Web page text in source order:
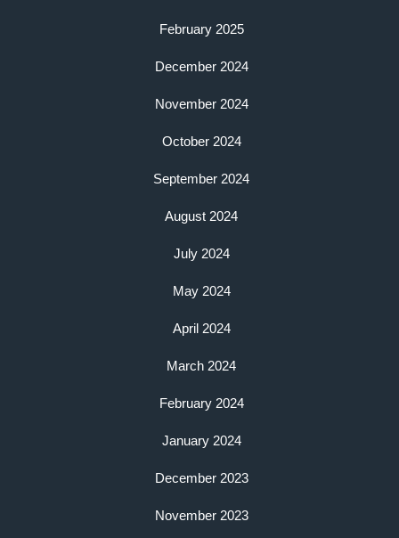
February 2025
December 2024
November 2024
October 2024
September 2024
August 2024
July 2024
May 2024
April 2024
March 2024
February 2024
January 2024
December 2023
November 2023